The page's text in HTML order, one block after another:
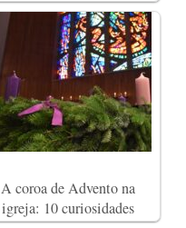
A coroa de Advento na
igreja: 10 curiosidades